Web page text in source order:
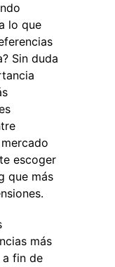
lo que
Sin duda
escoger
que más
más
a fin de